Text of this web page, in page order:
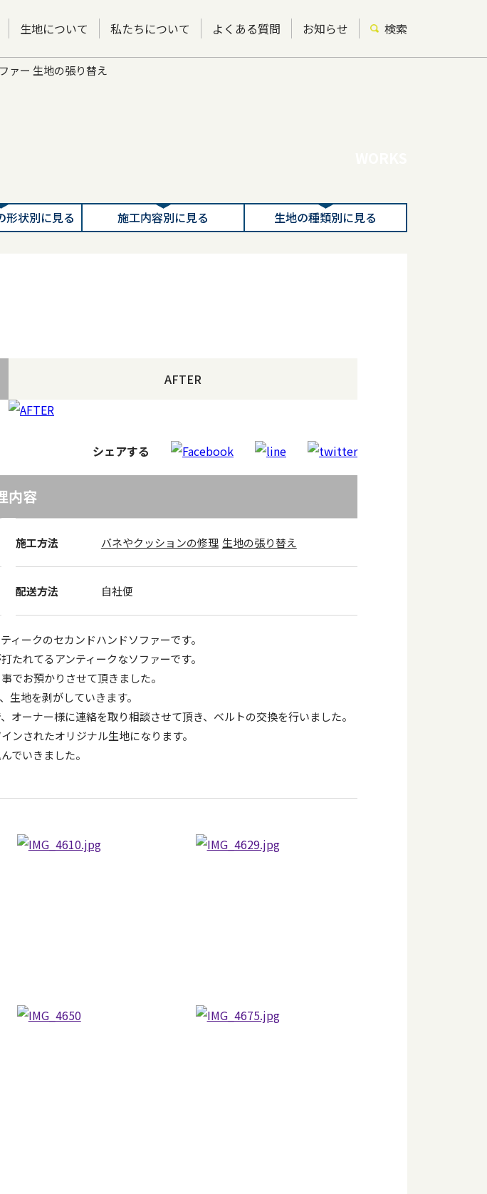
生地について 私たちについて よくある質問 お知らせ 検索
ァー 生地の張り替え
形状別に見る 施工内容別に見る 生地の種類別に見る
AFTER
シェアする
内容
施工方法 バネやクッションの修理 生地の張り替え
配送方法 自社便
ークのセカンドハンドソファーです。
たれてるアンティークなソファーです。
でお預かりさせて頂きました。
生地を剥がしていきます。
オーナー様に連絡を取り相談させて頂き、ベルトの交換を行いました。
ンされたオリジナル生地になります。
でいきました。